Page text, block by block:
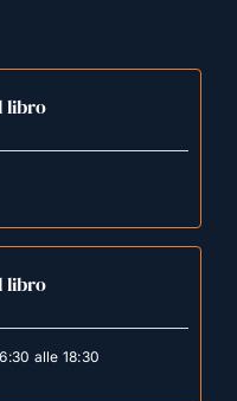
libro
libro
alle 18:30